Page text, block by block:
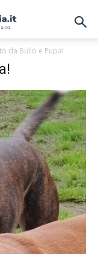
da Bullo e Pupa!